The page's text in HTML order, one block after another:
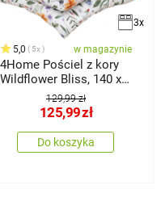
3x
5,0 5x w magazynie
4Home Pościel z kory
Wildflower Bliss, 140 x
220 cm, 70 x 90 cm
129,99 zł
125,99zł
Do koszyka